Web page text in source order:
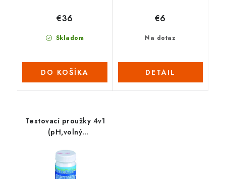
Skladom
€36
DO KOŠÍKA
Na dotaz
€6
DETAIL
Testovací proužky 4v1
(pH,volný